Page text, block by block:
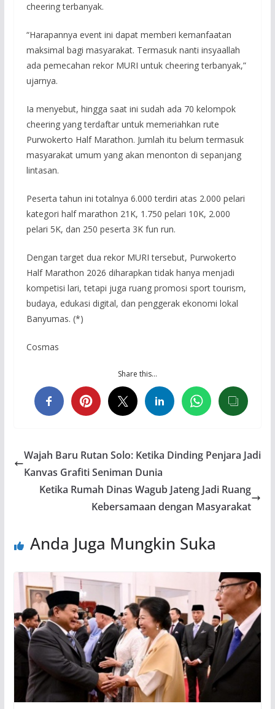
cheering terbanyak.
“Harapannya event ini dapat memberi kemanfaatan
maksimal bagi masyarakat. Termasuk nanti insyaallah
ada pemecahan rekor MURI untuk cheering terbanyak,”
ujarnya.
Ia menyebut, hingga saat ini sudah ada 70 kelompok
cheering yang terdaftar untuk memeriahkan rute
Purwokerto Half Marathon. Jumlah itu belum termasuk
masyarakat umum yang akan menonton di sepanjang
lintasan.
Peserta tahun ini totalnya 6.000 terdiri atas 2.000 pelari
kategori half marathon 21K, 1.750 pelari 10K, 2.000
pelari 5K, dan 250 peserta 3K fun run.
Dengan target dua rekor MURI tersebut, Purwokerto
Half Marathon 2026 diharapkan tidak hanya menjadi
kompetisi lari, tetapi juga ruang promosi sport tourism,
budaya, edukasi digital, dan penggerak ekonomi lokal
Banyumas. (*)
Cosmas
Share this…
Wajah Baru Rutan Solo: Ketika Dinding Penjara Jadi
Kanvas Grafiti Seniman Dunia
Ketika Rumah Dinas Wagub Jateng Jadi Ruang
Kebersamaan dengan Masyarakat
Anda Juga Mungkin Suka